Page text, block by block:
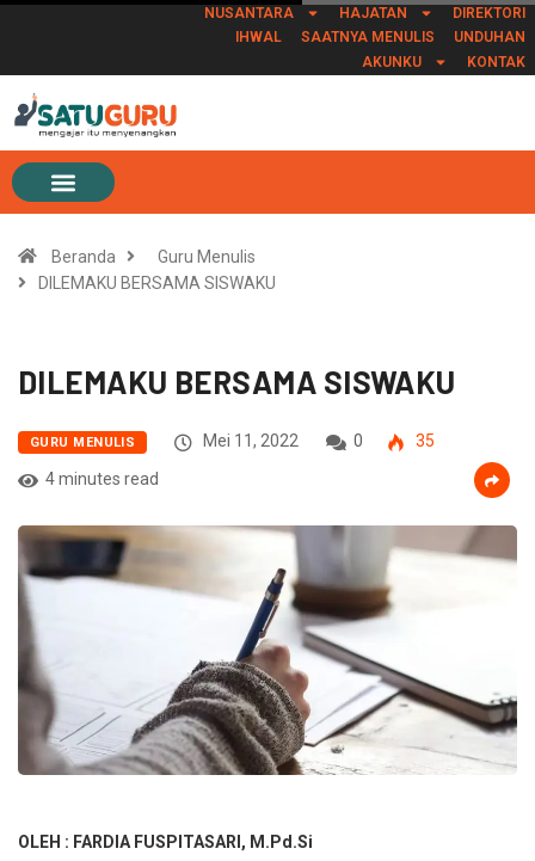
NUSANTARA HAJATAN
DIREKTORI
IHWAL
SAATNYA MENULIS
UNDUHAN
AKUNKU
KONTAK
Beranda
Guru Menulis
DILEMAKU BERSAMA SISWAKU
DILEMAKU BERSAMA SISWAKU
GURU MENULIS Mei 11, 2022 0
35
4 minutes read
OLEH : FARDIA FUSPITASARI, M.Pd.Si